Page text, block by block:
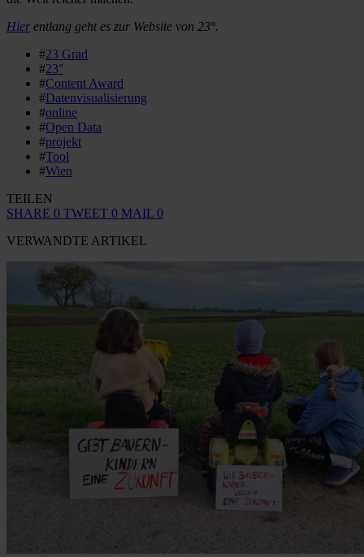
Hier entlang geht es zur Website von 23°.
#23 Grad
#23°
#Content Award
#Datenvisualisierung
#online
#Open Data
#projekt
#Tool
#Wien
TEILEN
SHARE 0 TWEET 0 MAIL 0
VERWANDTE ARTIKEL